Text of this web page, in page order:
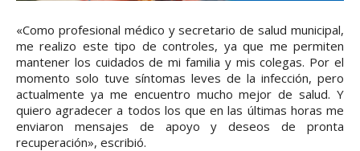
«Como profesional médico y secretario de salud municipal,
me realizo este tipo de controles, ya que me permiten
mantener los cuidados de mi familia y mis colegas. Por el
momento solo tuve síntomas leves de la infección, pero
actualmente ya me encuentro mucho mejor de salud. Y
quiero agradecer a todos los que en las últimas horas me
enviaron mensajes de apoyo y deseos de pronta
recuperación», escribió.